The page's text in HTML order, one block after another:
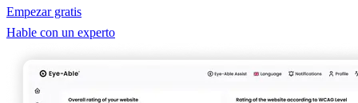
Empezar gratis
Hable con un experto